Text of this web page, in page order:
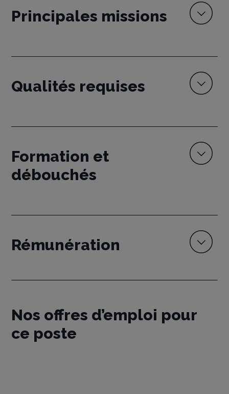
Principales missions
Qualités requises
Formation et
débouchés
Rémunération
Nos offres d’emploi pour
ce poste